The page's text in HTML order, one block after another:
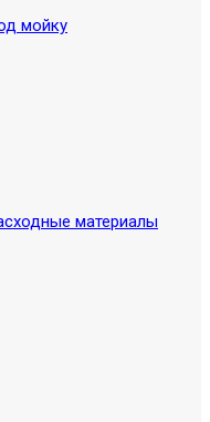
мойку
материалы